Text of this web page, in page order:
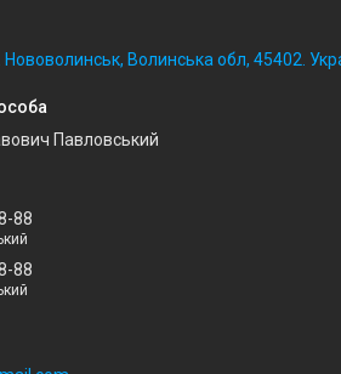
Волинська обл, 45402.
Павловський
88
88